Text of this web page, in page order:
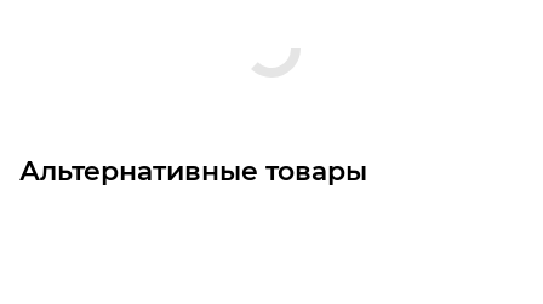
Альтернативные товары